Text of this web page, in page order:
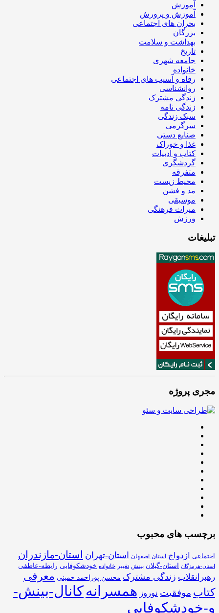
آموزش
آموزش و پرورش
بحران های اجتماعی
بزرگان
بهداشت و سلامت
تاریخ
جامعه شهری
خانواده
رفاه و آسیب های اجتماعی
روانشناسی
زندگی مشترک
زندگی نامه
سبک زندگی
سرگرمی
صنایع دستی
غذا و خوراک
کتاب و ادبیات
گردشگری
متفرقه
محیط زیست
مد و فشن
موسیقی
میراث فرهنگی
ورزش
تبلیغات
مجری پروژه
برچسب های محبوب
اجتماعی ازدواج استان-اصفهان استان-تهران استان-مازندران
استان-هرمزگان استان-گیلان بینش تغییر خانواده خودشکوفایی رابطه-عاطفی
رهبرانقلاب زندگی مشترک محسن پوراحمد خمینی معرفی
کتاب موفقیت نوروز همسرانهکانال-بینش-
و-خودشکوفایی